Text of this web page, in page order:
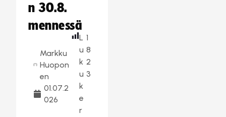
n 30.8.
mennessä
Markku
Huopon
en
01.07.2
026
L
u
k
u
k
e
r
1
8
2
3